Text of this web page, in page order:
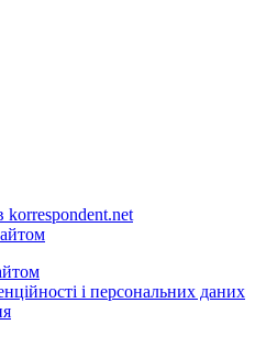
korrespondent.net
і персональних даних